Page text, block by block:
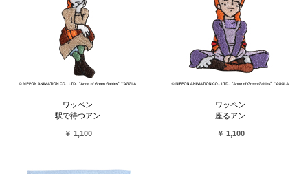
ワッペン
駅で待つアン
￥ 1,100
ワッペン
座るアン
￥ 1,100